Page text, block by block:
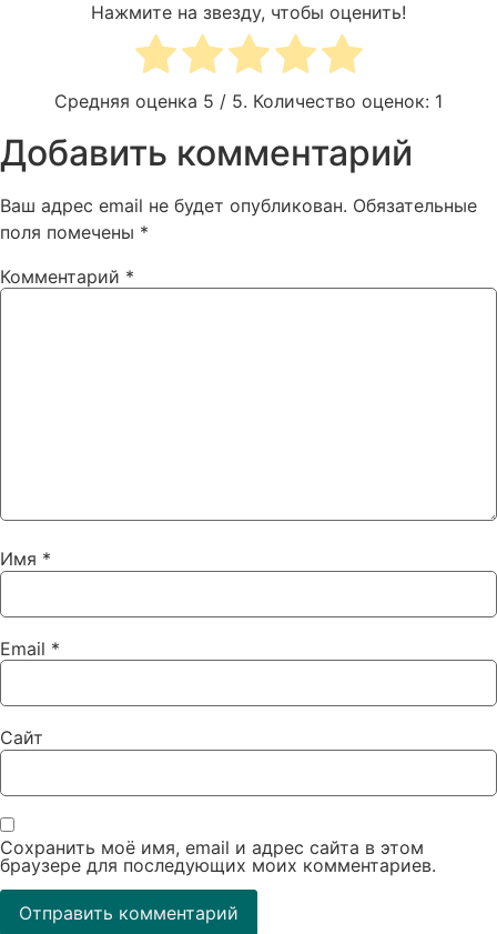
Нажмите на звезду, чтобы оценить!
Средняя оценка 5 / 5. Количество оценок: 1
Добавить комментарий
Ваш адрес email не будет опубликован. Обязательные
поля помечены *
Комментарий *
Имя *
Email *
Сайт
Сохранить моё имя, email и адрес сайта в этом
браузере для последующих моих комментариев.